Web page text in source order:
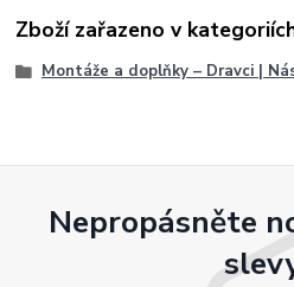
Zboží zařazeno v
Montáže a doplňky – Dravci |
Nepropásněte